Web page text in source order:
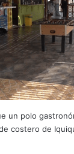
un polo
costero de